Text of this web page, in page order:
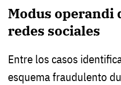
Modus operandi
redes sociales
Entre los casos
esquema fraudulento